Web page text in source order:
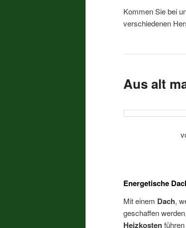
Kommen Sie bei
verschiedenen
Aus alt
Energetische
Mit einem Dach,
geschaffen
Heizkosten